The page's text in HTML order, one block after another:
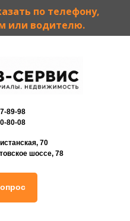
по телефону,
или водителю.
89-98
80-08
70
шоссе, 78